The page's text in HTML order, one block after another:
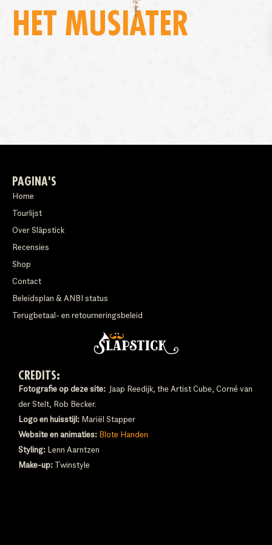
HET MUSIATER
PAGINA'S
Home
Tourlijst
Over Släpstick
Recensies
Shop
Contact
Beleidsplan & ANBI status
Terugbetaal- en retourneringsbeleid
CREDITS:
Fotografie op deze site: Jaap Reedijk, the Artist Cube, Corné van
der Stelt, Rob Becker.
Logo en huisstijl: Mariël Stapper
Website en animaties: Blote Handen
Styling: Lenn Aarntzen
Make-up: Twinstyle